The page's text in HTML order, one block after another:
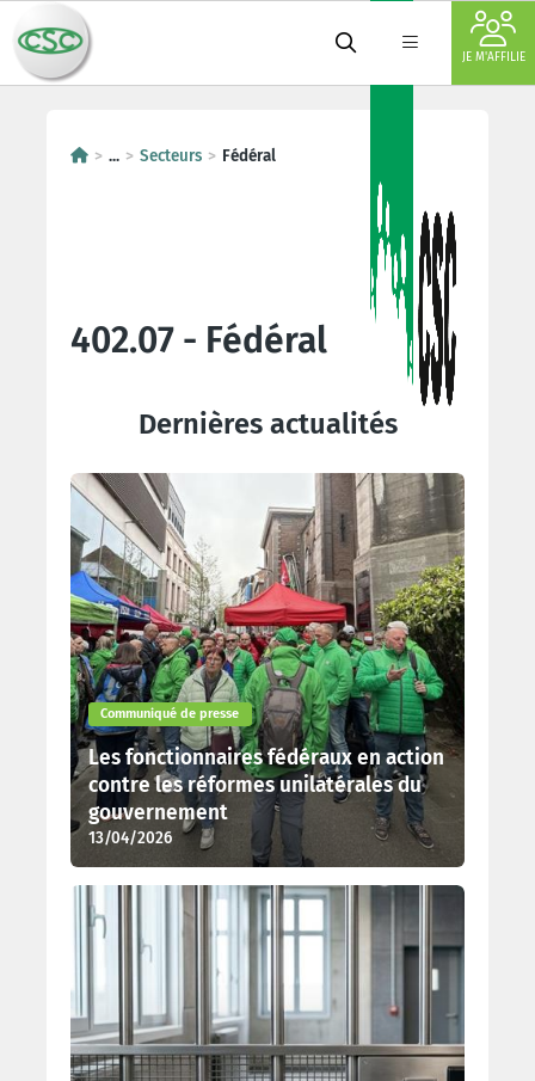
JE M'AFFILIE
... Secteurs Fédéral
402.07 - Fédéral
Dernières actualités
Communiqué de presse
Les fonctionnaires fédéraux en action
contre les réformes unilatérales du
gouvernement
13/04/2026